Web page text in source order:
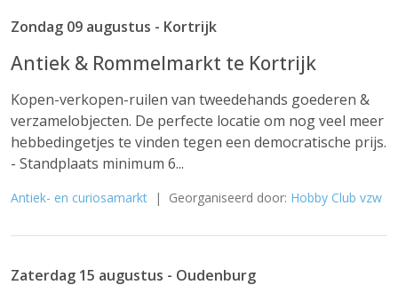
Zondag 09 augustus - Kortrijk
Antiek & Rommelmarkt te Kortrijk
Kopen-verkopen-ruilen van tweedehands goederen &
verzamelobjecten. De perfecte locatie om nog veel meer
hebbedingetjes te vinden tegen een democratische prijs.
- Standplaats minimum 6...
Antiek- en curiosamarkt | Georganiseerd door: Hobby Club vzw
Zaterdag 15 augustus - Oudenburg